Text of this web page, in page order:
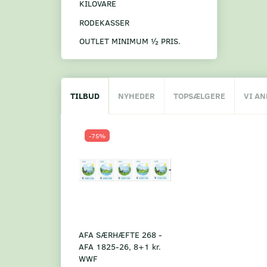
KILOVARE
RODEKASSER
OUTLET MINIMUM ½ PRIS.
TILBUD NYHEDER TOPSÆLGERE VI
-75%
AFA SÆRHÆFTE 268 -
AFA 1825-26, 8+1 kr.
WWF